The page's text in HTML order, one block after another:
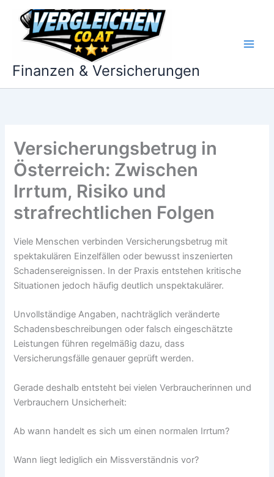
Inhalt
springen
Finanzen & Versicherungen
Versicherungsbetrug in
Österreich: Zwischen
Irrtum, Risiko und
strafrechtlichen Folgen
Viele Menschen verbinden Versicherungsbetrug mit
spektakulären Einzelfällen oder bewusst inszenierten
Schadensereignissen. In der Praxis entstehen kritische
Situationen jedoch häufig deutlich unspektakulärer.
Unvollständige Angaben, nachträglich veränderte
Schadensbeschreibungen oder falsch eingeschätzte
Leistungen führen regelmäßig dazu, dass
Versicherungsfälle genauer geprüft werden.
Gerade deshalb entsteht bei vielen Verbraucherinnen und
Verbrauchern Unsicherheit:
Ab wann handelt es sich um einen normalen Irrtum?
Wann liegt lediglich ein Missverständnis vor?